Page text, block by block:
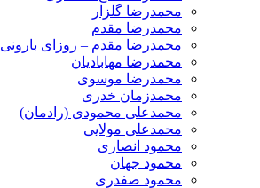
محمدرضا گلزار
محمدرضا مقدم
محمدرضا مقدم – روزای بارونی
محمدرضا مهابادیان
محمدرضا موسوی
محمدزمان خدری
محمدعلی محمودی (رادمان)
محمدعلی مولایی
محمود انصاری
محمود جهان
محمود صفدری